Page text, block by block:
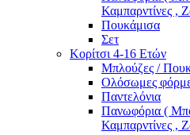
Καμπαρντίνες ,
Πουκάμισα
Σετ
Κορίτσι 4-16 Ετών
Μπλούζες /
Ολόσωμες
Παντελόνια
Πανωφόρια (
Καμπαρντίνες ,